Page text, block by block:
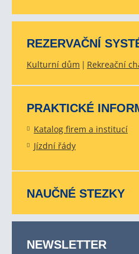
REZERVAČNÍ
Kulturní dům Rekreační
PRAKTICKÉ
Katalog firem a institucí
Jízdní řády
NAUČNÉ STEZKY
NEWSLETTER